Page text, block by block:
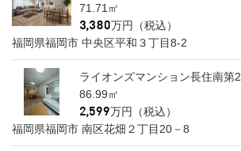
71.71㎡
万円（税込）
福岡県福岡市 中央区平和３丁目8-2
ライオンズマンション長住南第2
86.99㎡
万円（税込）
福岡県福岡市 南区花畑２丁目20－8